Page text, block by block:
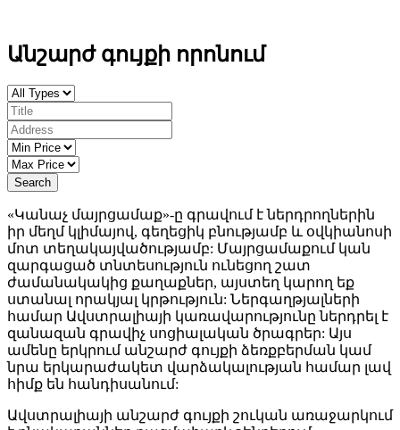
Անշարժ գույքի որոնում
Search
«Կանաչ մայրցամաք»-ը գրավում է ներդրողներին
իր մեղմ կլիմայով, գեղեցիկ բնությամբ և օվկիանոսի
մոտ տեղակայվածությամբ: Մայրցամաքում կան
զարգացած տնտեսություն ունեցող շատ
ժամանակակից քաղաքներ, այստեղ կարող եք
ստանալ որակյալ կրթություն: Ներգաղթյալների
համար Ավստրալիայի կառավարությունը ներդրել է
զանազան գրավիչ սոցիալական ծրագրեր: Այս
ամենը երկրում անշարժ գույքի ձեռքբերման կամ
նրա երկարաժակետ վարձակալության համար լավ
հիմք են հանդիսանում:
Ավստրալիայի անշարժ գույքի շուկան առաջարկում